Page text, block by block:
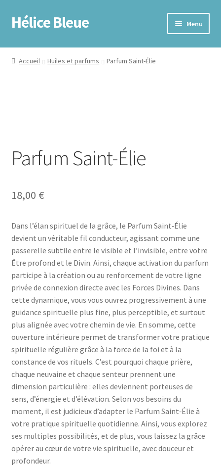
Hélice Bleue Menu
Accueil
Contact
Accueil Huiles et parfums Parfum Saint-Élie
Parfum Saint-Élie
18,00 €
Dans l’élan spirituel de la grâce, le Parfum Saint‑Élie
devient un véritable fil conducteur, agissant comme une
passerelle subtile entre le visible et l’invisible, entre votre
Être profond et le Divin. Ainsi, chaque activation du parfum
participe à la création ou au renforcement de votre ligne
privée de connexion directe avec les Forces Divines. Dans
cette dynamique, vous vous ouvrez progressivement à une
guidance spirituelle plus fine, plus perceptible, et surtout
plus alignée avec votre chemin de vie. En somme, cette
ouverture intérieure permet de transformer votre pratique
spirituelle régulière grâce à la force de la foi et à la
constance de vos rituels. C’est pourquoi chaque prière,
chaque neuvaine et chaque senteur prennent une
dimension particulière : elles deviennent porteuses de
sens, d’énergie et d’élévation. Selon vos besoins du
moment, il est judicieux d’adapter le Parfum Saint‑Élie à
votre pratique spirituelle quotidienne. Ainsi, vous explorez
ses multiples possibilités, et de plus, vous laissez la grâce
opérer au cœur de votre vie spirituelle, avec douceur et
profondeur.